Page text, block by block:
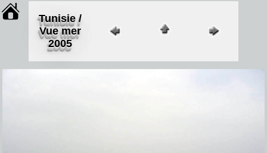
Tunisie /
Vue mer
2005